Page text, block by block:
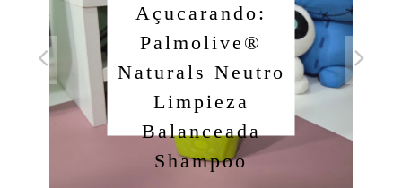
Açucarando:
Palmolive®
Naturals Neutro
Limpieza
Balanceada
Shampoo